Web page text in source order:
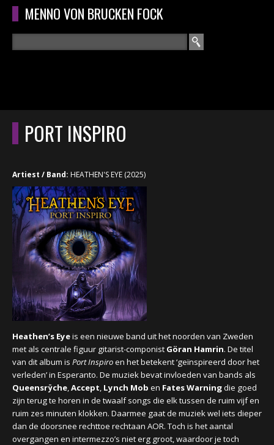
Overslaan en naar de algemene inhoud gaan
MENNO VON BRUCKEN FOCK
ZOEKVELD
HOOFDMENU HOME
CURRICULUM
RECENSIES
INTERVIEWS
CONCERTEN
CONCERTFOTO'S
CONCERTBEZOEK
LINKS
PORT INSPIRO
Artiest / Band: HEATHEN'S EYE (2025)
Heathen’s Eyeis een nieuwe band uit het noorden van Zweden
met als centrale figuur gitarist-componist Göran Hamrin. De titel
van dit album is Port Inspiroen het betekent ‘geïnspireerd door het
verleden’ in Esperanto. De muziek bevat invloeden van bands als
Queensrÿche,Accept, Lynch Mob en Fates Warningdie goed
zijn terug te horen in de twaalf songs die elk tussen de ruim vijf en
ruim zes minuten klokken. Daarmee gaat de muziek wel iets dieper
dan de doorsnee rechttoe rechtaan AOR. Toch is het aantal
overgangen en intermezzo’s niet erg groot, waardoor je toch